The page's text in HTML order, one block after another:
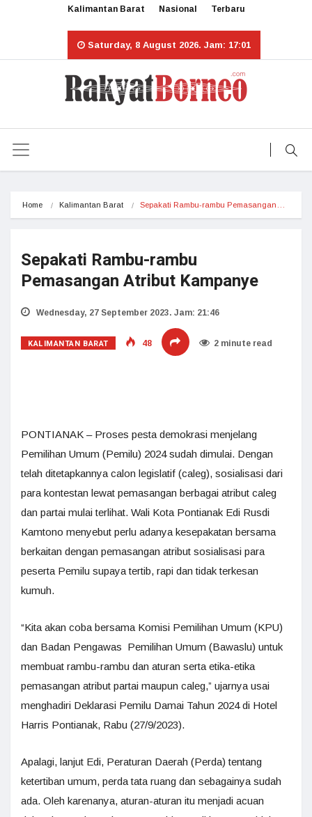
Kalimantan Barat Nasional Terbaru
Saturday, 8 August 2026. Jam: 17:01
Home Kalimantan Barat Sepakati Rambu-rambu Pemasangan…
Sepakati Rambu-rambu
Pemasangan Atribut Kampanye
Wednesday, 27 September 2023. Jam: 21:46
KALIMANTAN BARAT 48 2 minute read
PONTIANAK – Proses pesta demokrasi menjelang
Pemilihan Umum (Pemilu) 2024 sudah dimulai. Dengan
telah ditetapkannya calon legislatif (caleg), sosialisasi dari
para kontestan lewat pemasangan berbagai atribut caleg
dan partai mulai terlihat. Wali Kota Pontianak Edi Rusdi
Kamtono menyebut perlu adanya kesepakatan bersama
berkaitan dengan pemasangan atribut sosialisasi para
peserta Pemilu supaya tertib, rapi dan tidak terkesan
kumuh.
“Kita akan coba bersama Komisi Pemilihan Umum (KPU)
dan Badan Pengawas Pemilihan Umum (Bawaslu) untuk
membuat rambu-rambu dan aturan serta etika-etika
pemasangan atribut partai maupun caleg,” ujarnya usai
menghadiri Deklarasi Pemilu Damai Tahun 2024 di Hotel
Harris Pontianak, Rabu (27/9/2023).
Apalagi, lanjut Edi, Peraturan Daerah (Perda) tentang
ketertiban umum, perda tata ruang dan sebagainya sudah
ada. Oleh karenanya, aturan-aturan itu menjadi acuan